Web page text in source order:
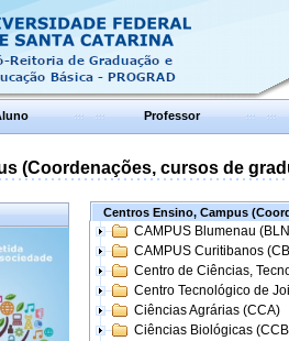
Professor
(Coordenações, cursos de
Centros Ensino, Campus
CAMPUS Blumenau
CAMPUS Curitibanos
Centro de Ciências,
Centro Tecnológico de
Ciências Agrárias (CCA)
Ciências Biológicas